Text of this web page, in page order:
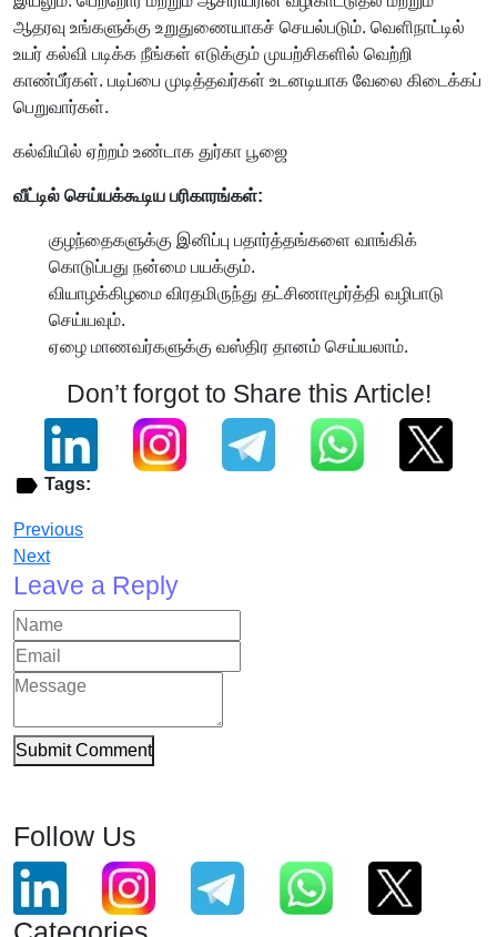
ஆதரவு உங்களுக்கு உறுதுணையாகச் செயல்படும். வெளிநாட்டில்
உயர் கல்வி படிக்க நீங்கள் எடுக்கும் முயற்சிகளில் வெற்றி
காண்பீர்கள். படிப்பை முடித்தவர்கள் உடனடியாக வேலை கிடைக்கப்
பெறுவார்கள்.
கல்வியில் ஏற்றம் உண்டாக துர்கா பூஜை
வீட்டில் செய்யக்கூடிய பரிகாரங்கள்:
குழந்தைகளுக்கு இனிப்பு பதார்த்தங்களை வாங்கிக்
கொடுப்பது நன்மை பயக்கும்.
வியாழக்கிழமை விரதமிருந்து தட்சிணாமூர்த்தி வழிபாடு
செய்யவும்.
ஏழை மாணவர்களுக்கு வஸ்திர தானம் செய்யலாம்.
Don’t forgot to Share this Article!
Tags:
Previous
Next
Leave a Reply
Submit Comment
Follow Us